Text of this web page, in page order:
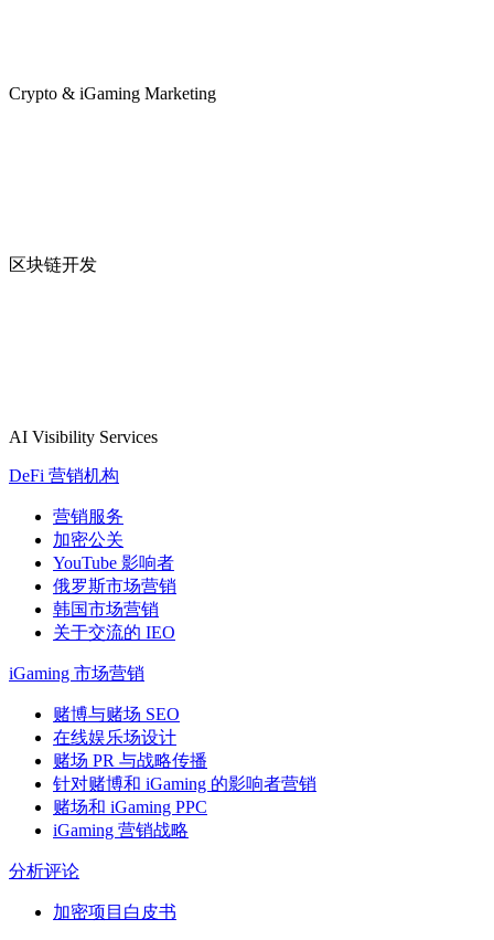
Crypto & iGaming Marketing
区块链开发
AI Visibility Services
DeFi 营销机构
营销服务
加密公关
YouTube 影响者
俄罗斯市场营销
韩国市场营销
关于交流的 IEO
iGaming 市场营销
赌博与赌场 SEO
在线娱乐场设计
赌场 PR 与战略传播
针对赌博和 iGaming 的影响者营销
赌场和 iGaming PPC
iGaming 营销战略
分析评论
加密项目白皮书